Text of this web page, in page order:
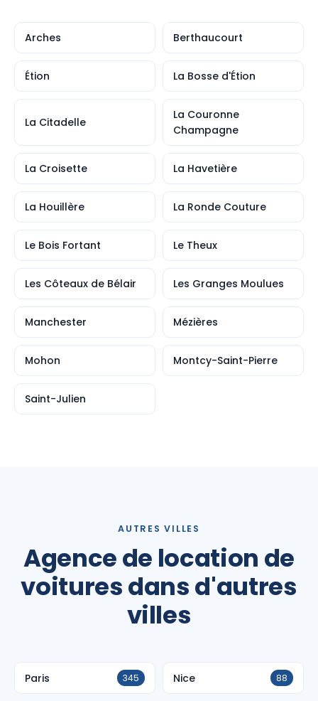
Arches Berthaucourt
Étion La Bosse d'Étion
La Citadelle
La Couronne
Champagne
La Croisette La Havetière
La Houillère La Ronde Couture
Le Bois Fortant Le Theux
Les Côteaux de Bélair Les Granges Moulues
Manchester Mézières
Mohon Montcy-Saint-Pierre
Saint-Julien
AUTRES VILLES
Agence de location de
voitures dans d'autres
villes
Paris 345 Nice 88